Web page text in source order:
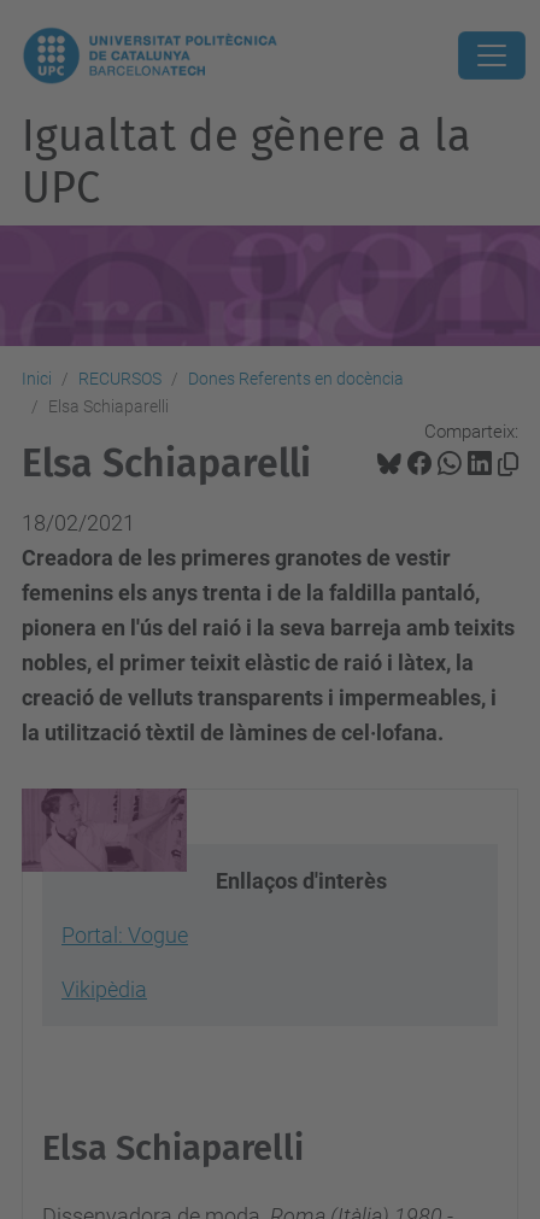
Igualtat de gènere a la
UPC
Inici RECURSOS
Dones Referents en docència
Elsa Schiaparelli
Comparteix:
Elsa Schiaparelli
18/02/2021
Creadora de les primeres granotes de vestir
femenins els anys trenta i de la faldilla pantaló,
pionera en l'ús del raió i la seva barreja amb teixits
nobles, el primer teixit elàstic de raió i làtex, la
creació de velluts transparents i impermeables, i
la utilització tèxtil de làmines de cel·lofana.
Enllaços d'interès
Portal: Vogue
Vikipèdia
Elsa Schiaparelli